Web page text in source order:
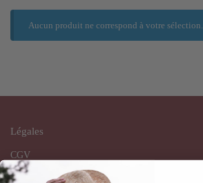
Aucun produit ne correspond à votre sélection.
Légales
CGV
CGU